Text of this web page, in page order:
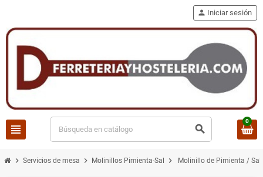
view_headline search
person Iniciar sesión
0
chevron_right Servicios de mesa chevron_right Molinillos Pimienta-Sal chevron_right Molinillo de Pimienta /